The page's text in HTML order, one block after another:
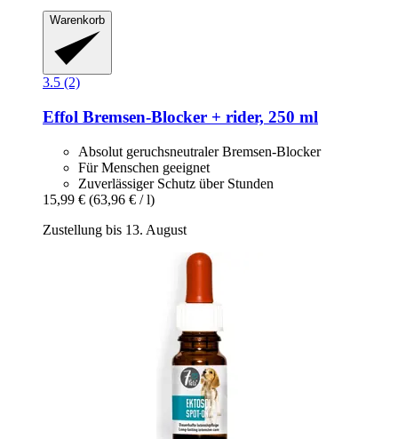
Warenkorb
3.5 (2)
Effol Bremsen-​Blocker + rider, 250 ml
Absolut geruchsneutraler Bremsen-Blocker
Für Menschen geeignet
Zuverlässiger Schutz über Stunden
15,99 € (63,96 € / l)
Zustellung bis 13. August